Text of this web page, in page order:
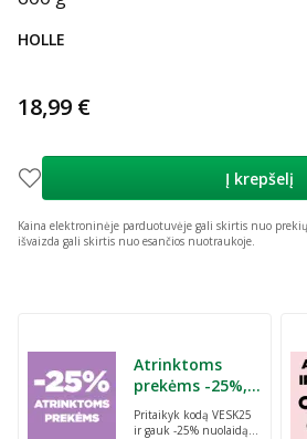
HOLLE
18,99 €
Į krepšelį
Kaina elektroninėje parduotuvėje gali skirtis nuo
išvaizda gali skirtis nuo esančios nuotraukoje.
Atrinktoms
prekėms -25%,
perkant dvi bet
kurias prekes su
Pritaikyk kodą VESK25
ir gauk -25% nuolaidą